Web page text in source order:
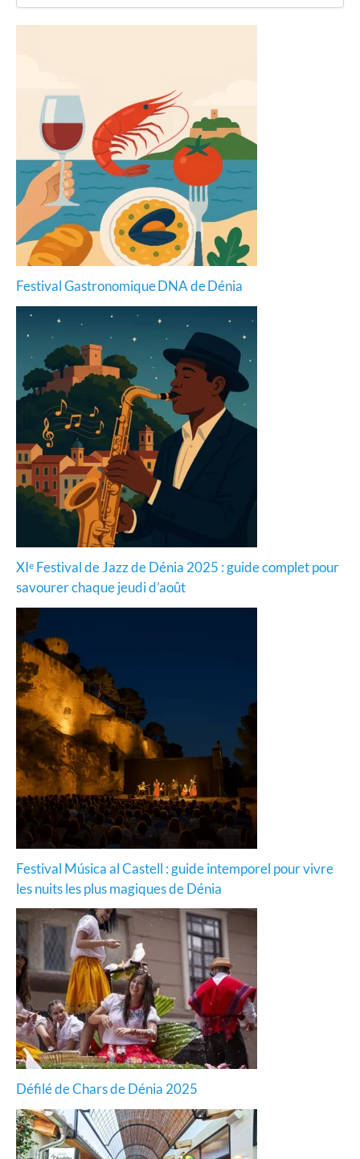
Festival Gastronomique DNA de Dénia
XIᵉ Festival de Jazz de Dénia 2025 : guide complet pour
savourer chaque jeudi d’août
Festival Música al Castell : guide intemporel pour vivre
les nuits les plus magiques de Dénia
Défilé de Chars de Dénia 2025